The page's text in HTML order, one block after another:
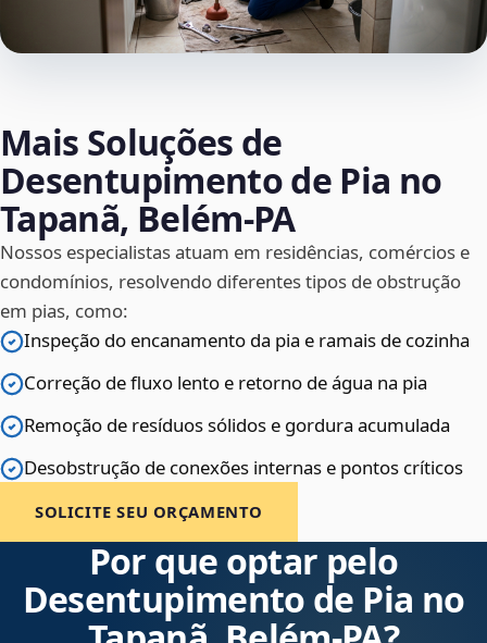
Mais Soluções de
Desentupimento de Pia no
Tapanã, Belém‑PA
Nossos especialistas atuam em residências, comércios e
condomínios, resolvendo diferentes tipos de obstrução
em pias, como:
Inspeção do encanamento da pia e ramais de cozinha
Correção de fluxo lento e retorno de água na pia
Remoção de resíduos sólidos e gordura acumulada
Desobstrução de conexões internas e pontos críticos
SOLICITE SEU ORÇAMENTO
Por que optar pelo
Desentupimento de Pia no